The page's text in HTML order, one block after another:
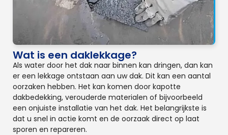
Wat is een daklekkage?
Als water door het dak naar binnen kan dringen, dan kan
er een lekkage ontstaan aan uw dak. Dit kan een aantal
oorzaken hebben. Het kan komen door kapotte
dakbedekking, verouderde materialen of bijvoorbeeld
een onjuiste installatie van het dak. Het belangrijkste is
dat u snel in actie komt en de oorzaak direct op laat
sporen en repareren.